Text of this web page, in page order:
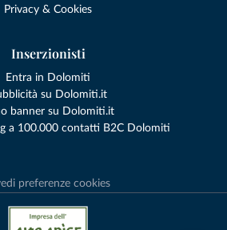
Privacy & Cookies
Inserzionisti
Entra in Dolomiti
su Dolomiti.it
banner su Dolomiti.it
a 100.000 contatti B2C Dolomiti
preferenze cookies